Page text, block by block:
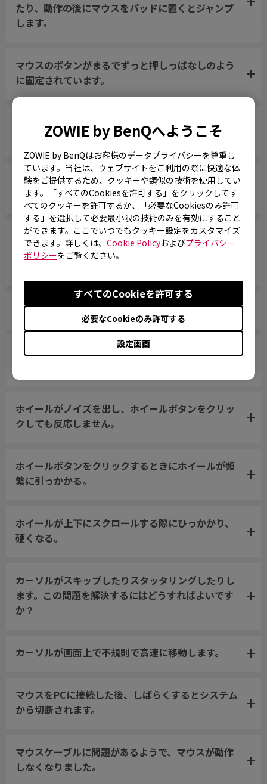
ZOWIE by BenQへようこそ
ZOWIE by BenQはお客様のデータプライバシーを尊重し
ています。当社は、ウェブサイトをご利用の際に快適な体
験をご提供するため、クッキーや類似の技術を使用してい
ます。「すべてのCookiesを許可する」をクリックしてす
べてのクッキーを許可するか、「必要なCookiesのみ許可
する」を選択して必要最小限の技術のみを有効にすること
ができます。ここでいつでもクッキー設定をカスタマイズ
できます。詳しくは、 Cookie Policyおよびプライバシー
ポリシーをご覧ください。
設定画面
必要なCookieのみ許可する
すべてのCookieを許可する
たり、動作の後にマウスをパッドに置くとジャンプ
します。
マウスのボタンがまるでずっと押しっぱなしのよう
に固定されています。
スクロールが緩んでおり、マウスを素早く動かすと
音がします。
私のマウスがPCに認識されません。「不明なUSBデ
バイス」というメッセージが表示されます。
The cursor stops at the edge of the screen
and does not return until the USB plug is
マウスソールが剥がれたらどうすればいいですか？
新しいマウスが平らな面に置いても不安定で、クリ
ホイールがノイズを出し、ホイールボタンをクリッ
クしても反応しません。
ホイールボタンをクリックするときにホイールが頻
繁に引っかかる。
ホイールが上下にスクロールする際にひっかかり、
硬くなる。
カーソルがスキップしたりスタッタリングしたりし
ます。この問題を解決するにはどうすればよいです
か？
カーソルが画面上で不規則で高速に移動します。
マウスをPCに接続した後、しばらくするとシステム
から切断されます。
マウスケーブルに問題があるようで、マウスが動作
しなくなりました。